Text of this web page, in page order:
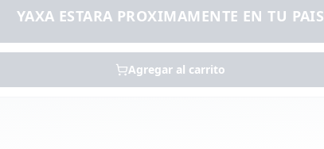
YAXA ESTARA PROXIMAMENTE EN TU PAIS
Agregar al carrito